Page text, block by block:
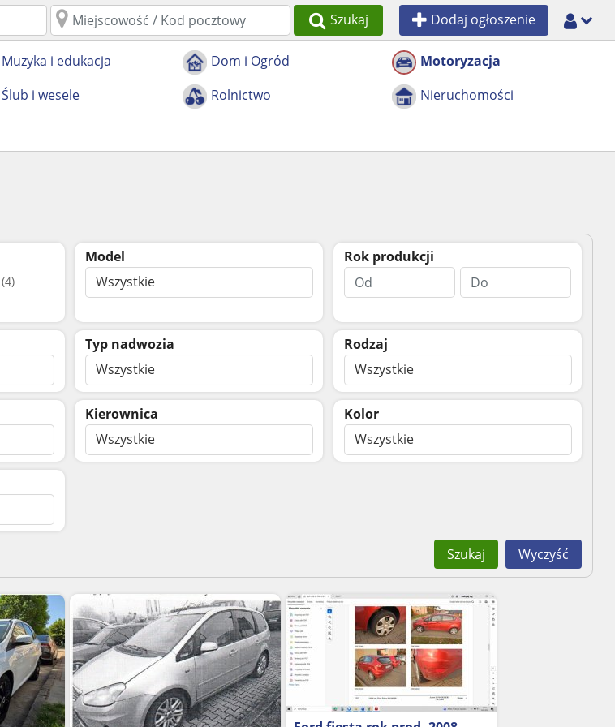
Szukaj Dodaj ogłoszenie
Muzyka i edukacja Dom i Ogród
Motoryzacja
Ślub i wesele Rolnictwo
Nieruchomości
(4)
Model
Wszystkie
Rok produkcji
Typ nadwozia
Wszystkie
Rodzaj
Wszystkie
Kierownica
Wszystkie
Kolor
Wszystkie
Szukaj Wyczyść